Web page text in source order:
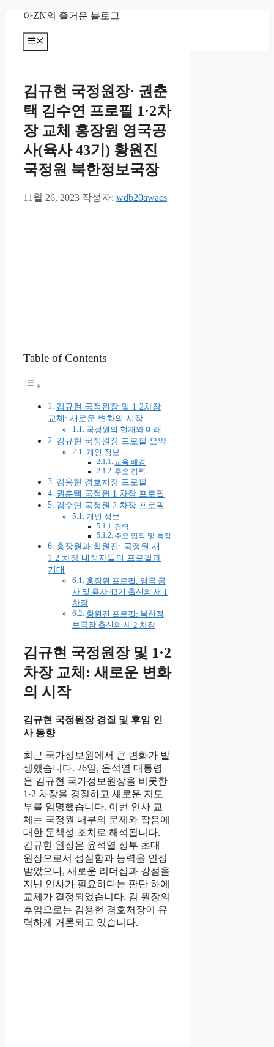
아ZN의 즐거운 블로그
메
뉴
김규현 국정원장· 권춘
택 김수연 프로필 1·2차
장 교체 홍장원 영국공
사(육사 43기) 황원진
국정원 북한정보국장
11월 26, 2023 작성자: wdb20awacs
Table of Contents
김규현 국정원장 및 1·2차장
교체: 새로운 변화의 시작
국정원의 현재와 미래
김규현 국정원장 프로필 요약
개인 정보
교육 배경
주요 경력
김용현 경호처장 프로필
권춘택 국정원 1 차장 프로필
김수연 국정원 2 차장 프로필
개인 정보
경력
주요 업적 및 특징
홍장원과 황원진: 국정원 새
1·2 차장 내정자들의 프로필과
기대
홍장원 프로필: 영국 공
사 및 육사 43기 출신의 새 1
차장
황원진 프로필: 북한정
보국장 출신의 새 2 차장
김규현 국정원장 및 1·2
차장 교체: 새로운 변화
의 시작
김규현 국정원장 경질 및 후임 인
사 동향
최근 국가정보원에서 큰 변화가 발
생했습니다. 26일, 윤석열 대통령
은 김규현 국가정보원장을 비롯한
1·2 차장을 경질하고 새로운 지도
부를 임명했습니다. 이번 인사 교
체는 국정원 내부의 문제와 잡음에
대한 문책성 조치로 해석됩니다.
김규현 원장은 윤석열 정부 초대
원장으로서 성실함과 능력을 인정
받았으나, 새로운 리더십과 강점을
지닌 인사가 필요하다는 판단 하에
교체가 결정되었습니다. 김 원장의
후임으로는 김용현 경호처장이 유
력하게 거론되고 있습니다.